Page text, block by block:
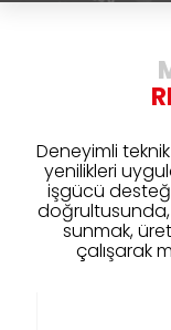
Deneyimli
yenilikleri
işgücü
doğrultusunda,
sunmak,
çalışarak